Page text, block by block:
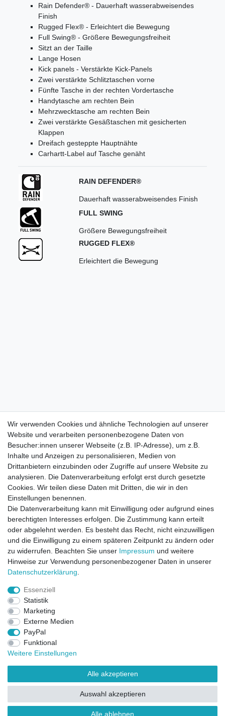
Rain Defender® - Dauerhaft wasserabweisendes
Finish
Rugged Flex® - Erleichtert die Bewegung
Full Swing® - Größere Bewegungsfreiheit
Sitzt an der Taille
Lange Hosen
Kick panels - Verstärkte Kick-Panels
Zwei verstärkte Schlitztaschen vorne
Fünfte Tasche in der rechten Vordertasche
Handytasche am rechten Bein
Mehrzwecktasche am rechten Bein
Zwei verstärkte Gesäßtaschen mit gesicherten
Klappen
Dreifach gesteppte Hauptnähte
Carhartt-Label auf Tasche genäht
RAIN DEFENDER®
Dauerhaft wasserabweisendes Finish
FULL SWING
Größere Bewegungsfreiheit
RUGGED FLEX®
Erleichtert die Bewegung
Direktkontakt per Telefon unter 04331 / 4928-910
Widerrufsrecht Widerrufsformular
Impressum
Datenschutzerklärung
AGB Kontakt
Wir verwenden Cookies und ähnliche Technologien auf unserer
Website und verarbeiten personenbezogene Daten von
Besucher:innen unserer Webseite (z.B. IP-Adresse), um z.B.
Inhalte und Anzeigen zu personalisieren, Medien von
Drittanbietern einzubinden oder Zugriffe auf unsere Website zu
analysieren. Die Datenverarbeitung erfolgt erst durch gesetzte
Cookies. Wir teilen diese Daten mit Dritten, die wir in den
Einstellungen benennen.
Die Datenverarbeitung kann mit Einwilligung oder aufgrund eines
berechtigten Interesses erfolgen. Die Zustimmung kann erteilt
oder abgelehnt werden. Es besteht das Recht, nicht einzuwilligen
und die Einwilligung zu einem späteren Zeitpunkt zu ändern oder
zu widerrufen. Beachten Sie unser Impressum und weitere
Hinweise zur Verwendung personenbezogener Daten in unserer
Daten­schutz­erklärung
Essenziell
Statistik
Marketing
Externe Medien
PayPal
Funktional
Weitere Einstellungen
Alle akzeptieren
Alle ablehnen
Auswahl akzeptieren